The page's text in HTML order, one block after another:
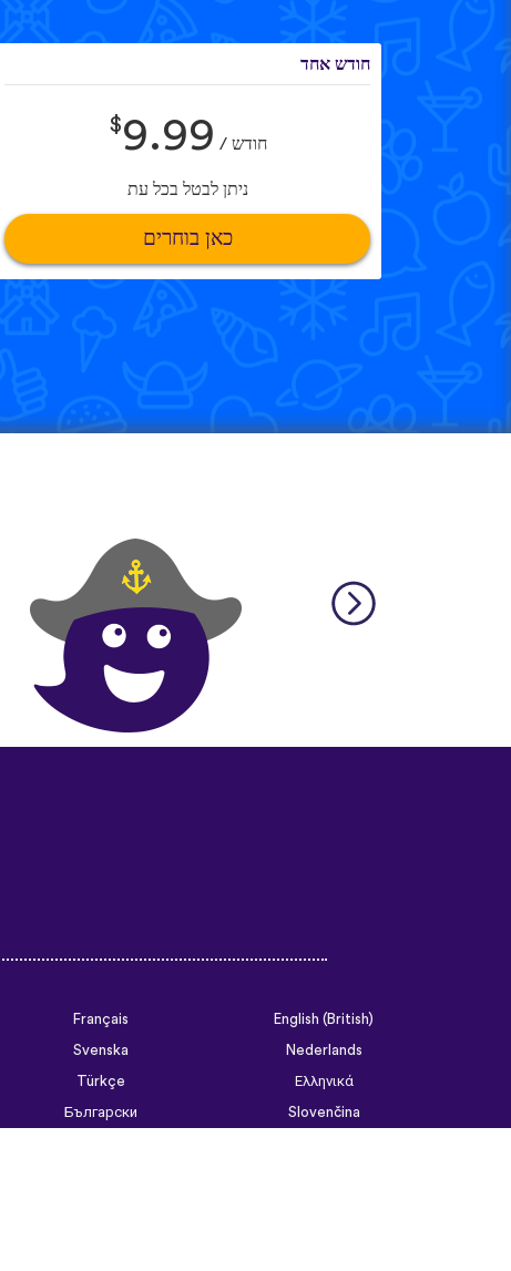
חודש אחד
חודש /
$9.99
ניתן לבטל בכל עת
כאן בוחרים
English (British)
Français
Nederlands
Svenska
Ελληνικά
Türkçe
Slovenčina
Български